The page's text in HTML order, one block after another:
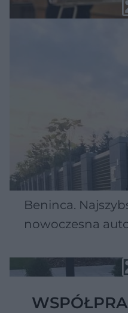
Beninca.
nowoczesna